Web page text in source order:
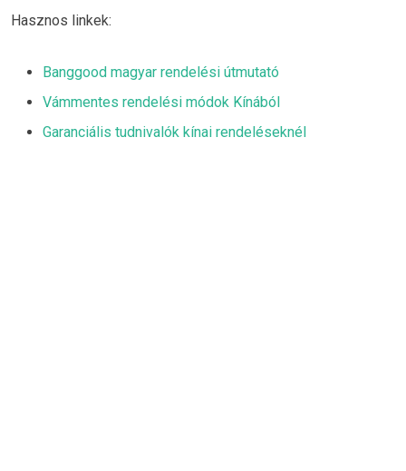
Hasznos linkek:
Banggood magyar rendelési útmutató
Vámmentes rendelési módok Kínából
Garanciális tudnivalók kínai rendeléseknél